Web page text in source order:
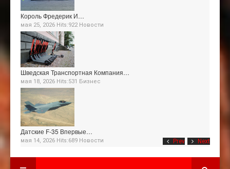
Prev Next
Король Фредерик И…
мая 25, 2026 Hits:922 Новости
Шведская Транспортная Компания…
мая 18, 2026 Hits:531 Бизнес
Датские F-35 Впервые…
мая 14, 2026 Hits:689 Новости